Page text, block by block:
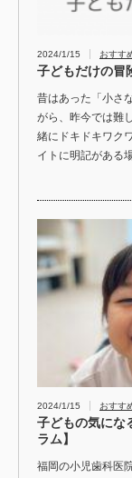
2024/1/15 おすす
子どもだけの冒
昔はあった「小さ
がら、昨今では難
緒にドキドキワク
イトに明記がある
2024/1/15 おすす
子どもの気にな
ラム】
福岡の小児歯科医